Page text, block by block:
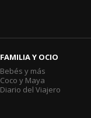
FAMILIA Y OCIO
Bebés y más
Coco y Maya
Diario del Viajero